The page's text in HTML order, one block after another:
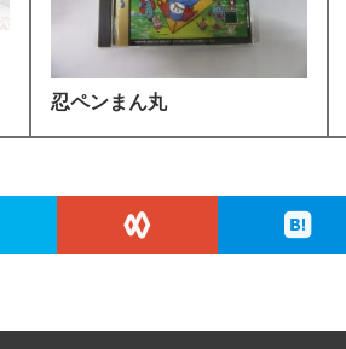
忍ペンまん丸